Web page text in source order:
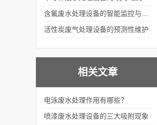
活性炭废气处理设备的预测性维护
相关文章
电泳废水处理作用有哪些？
喷漆废水处理设备的三大吸附现象